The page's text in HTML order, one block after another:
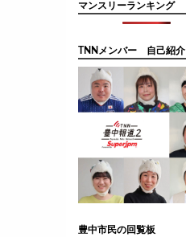
マンスリーランキング
TNNメンバー 自己紹介
豊中市民の回覧板